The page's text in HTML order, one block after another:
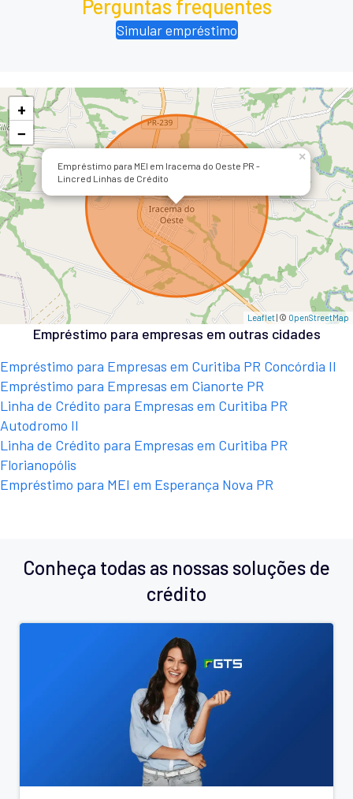
Perguntas frequentes
Simular empréstimo
Empréstimo para MEI em Iracema do Oeste PR -
Lincred Linhas de Crédito
×
+
−
Leaflet| © OpenStreetMap
Empréstimo para empresas em outras cidades
Empréstimo para Empresas em Curitiba PR Concórdia II
Empréstimo para Empresas em Cianorte PR
Linha de Crédito para Empresas em Curitiba PR
Autodromo II
Linha de Crédito para Empresas em Curitiba PR
Florianopólis
Empréstimo para MEI em Esperança Nova PR
Conheça todas as nossas soluções de
crédito